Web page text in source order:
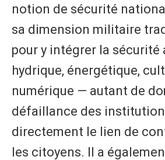
notion de sécurité
sa dimension militaire
pour y intégrer la sécurité
hydrique, énergétique,
numérique — autant de
défaillance des
directement le lien de
les citoyens. Il a